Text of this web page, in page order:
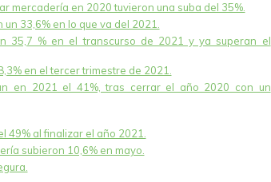
mercadería en 2020 tuvieron una suba del 35%.
33,6% en lo que va del 2021.
35,7 % en el transcurso de 2021 y ya superan el
en el tercer trimestre de 2021.
en 2021 el 41%, tras cerrar el año 2020 con un
49% al finalizar el año 2021.
subieron 10,6% en mayo.